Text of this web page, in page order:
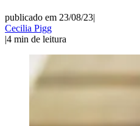
publicado em 23/08/23|
Cecilia Pigg
|4 min de leitura